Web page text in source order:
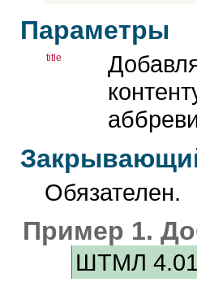
Параметры
title
Обязателен.
Пример 1.
ШТМЛ